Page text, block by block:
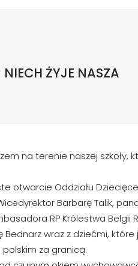
ŻYJE NASZA
na terenie naszej szkoły,
otwarcie Oddziału
Barbarę Talik,
RP Królestwa Belgii
Bednarz wraz z dziećmi,
za granicą.